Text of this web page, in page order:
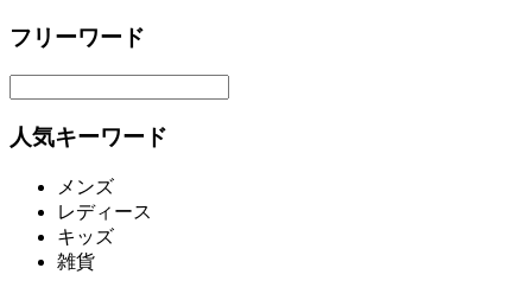
フリーワード
人気キーワード
メンズ
レディース
キッズ
雑貨